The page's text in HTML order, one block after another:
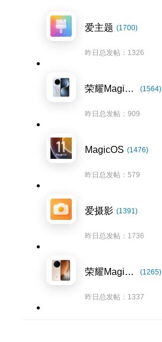
爱主题 (1700)
昨日总发帖：1326
荣耀Magic7系列 (1564)
昨日总发帖：909
MagicOS (1476)
昨日总发帖：579
爱摄影 (1391)
昨日总发帖：1736
荣耀Magic8系列 (1265)
昨日总发帖：1337